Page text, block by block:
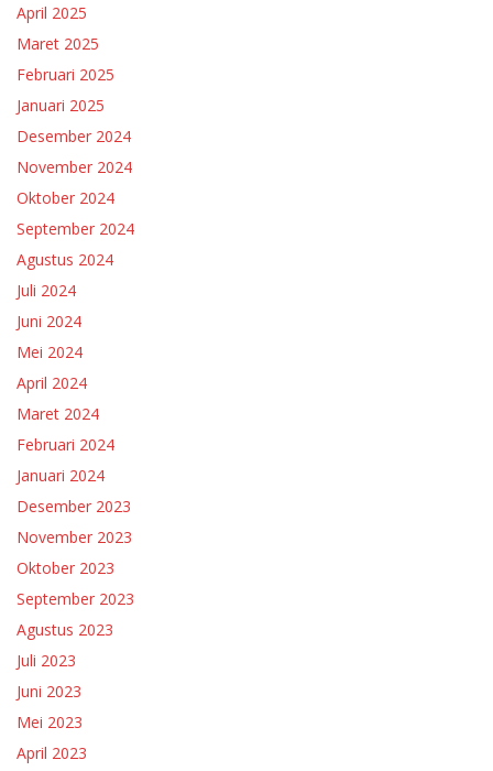
April 2025
Maret 2025
Februari 2025
Januari 2025
Desember 2024
November 2024
Oktober 2024
September 2024
Agustus 2024
Juli 2024
Juni 2024
Mei 2024
April 2024
Maret 2024
Februari 2024
Januari 2024
Desember 2023
November 2023
Oktober 2023
September 2023
Agustus 2023
Juli 2023
Juni 2023
Mei 2023
April 2023